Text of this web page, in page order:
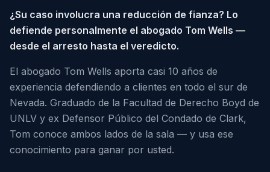
¿Su caso involucra una reducción de fianza? Lo
defiende personalmente el abogado Tom Wells —
desde el arresto hasta el veredicto.
El abogado Tom Wells aporta casi 10 años de
experiencia defendiendo a clientes en todo el sur de
Nevada. Graduado de la Facultad de Derecho Boyd de
UNLV y ex Defensor Público del Condado de Clark,
Tom conoce ambos lados de la sala — y usa ese
conocimiento para ganar por usted.